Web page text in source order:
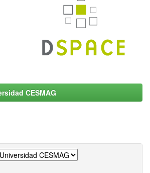
CESMAG